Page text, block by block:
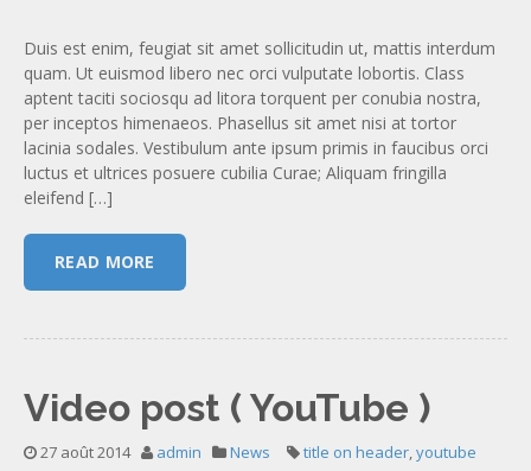
Duis est enim, feugiat sit amet sollicitudin ut, mattis interdum
quam. Ut euismod libero nec orci vulputate lobortis. Class
aptent taciti sociosqu ad litora torquent per conubia nostra,
per inceptos himenaeos. Phasellus sit amet nisi at tortor
lacinia sodales. Vestibulum ante ipsum primis in faucibus orci
luctus et ultrices posuere cubilia Curae; Aliquam fringilla
eleifend […]
READ MORE
Video post ( YouTube )
27 août 2014 admin News title on header,youtube